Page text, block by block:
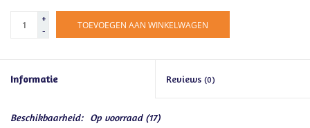
+
-
TOEVOEGEN AAN WINKELWAGEN
Informatie Reviews (0)
Beschikbaarheid: Op voorraad(17)